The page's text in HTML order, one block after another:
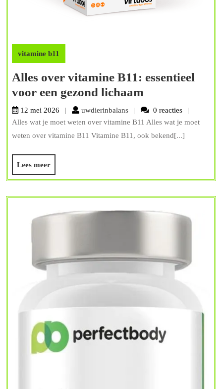
vitamine b11
Alles over vitamine B11: essentieel
voor een gezond lichaam
over
vitamine
B11:
een
gezond
lichaam
12 mei 2026 uwdierinbalansuwdierinbalans
0 reacties
Alles wat je moet weten over vitamine B11 Alles wat je moet
weten over vitamine B11 Vitamine B11, ook bekend[...]
Lees meerLees
meer